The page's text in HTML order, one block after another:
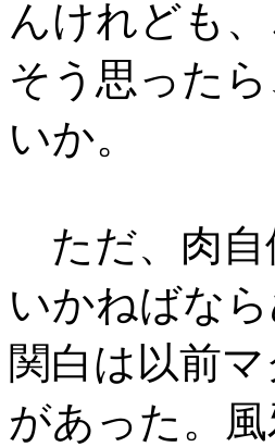
んけれども
そう思ったら
いか。
ただ、肉自
いかねばなら
関白は以前
があった。